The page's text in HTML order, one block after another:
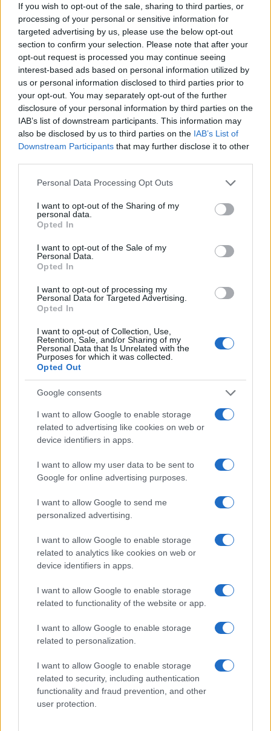
If you wish to opt-out of the sale, sharing to third parties, or
processing of your personal or sensitive information for
targeted advertising by us, please use the below opt-out
section to confirm your selection. Please note that after your
opt-out request is processed you may continue seeing
interest-based ads based on personal information utilized by
us or personal information disclosed to third parties prior to
your opt-out. You may separately opt-out of the further
disclosure of your personal information by third parties on the
IAB’s list of downstream participants. This information may
also be disclosed by us to third parties on the IAB’s List of
Downstream Participants that may further disclose it to other
Please note that this website/app uses one or more Google
not limited to your visit or usage behaviour. You may click to
grant or deny consent to Google and its third-party tags to
use your data for below specified purposes in below Google
consent section.
Personal Data Processing Opt Outs
I want to opt-out of the Sharing of my
personal data.
Opted In
I want to opt-out of the Sale of my
Personal Data.
Opted In
I want to opt-out of processing my
Personal Data for Targeted Advertising.
Opted In
I want to opt-out of Collection, Use,
Retention, Sale, and/or Sharing of my
Personal Data that Is Unrelated with the
Purposes for which it was collected.
Opted Out
Google consents
I want to allow Google to enable storage
related to advertising like cookies on web or
device identifiers in apps.
I want to allow my user data to be sent to
Google for online advertising purposes.
I want to allow Google to send me
personalized advertising.
I want to allow Google to enable storage
related to analytics like cookies on web or
device identifiers in apps.
I want to allow Google to enable storage
related to functionality of the website or app.
I want to allow Google to enable storage
related to personalization.
I want to allow Google to enable storage
related to security, including authentication
functionality and fraud prevention, and other
user protection.
Continua a leggere
LIFESTYLE
Dove si terrà Vogue World nel 2027: la scelta di San
Francisco
LIFESTYLE